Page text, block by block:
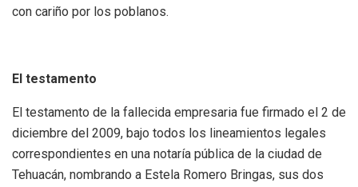
con cariño por los poblanos.
El testamento
El testamento de la fallecida empresaria fue firmado el 2 de
diciembre del 2009, bajo todos los lineamientos legales
correspondientes en una notaría pública de la ciudad de
Tehuacán, nombrando a Estela Romero Bringas, sus dos